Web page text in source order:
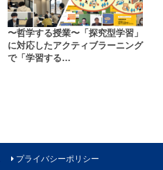
〜哲学する授業〜「探究型学習」
に対応したアクティブラーニング
で「学習する…
プライバシーポリシー